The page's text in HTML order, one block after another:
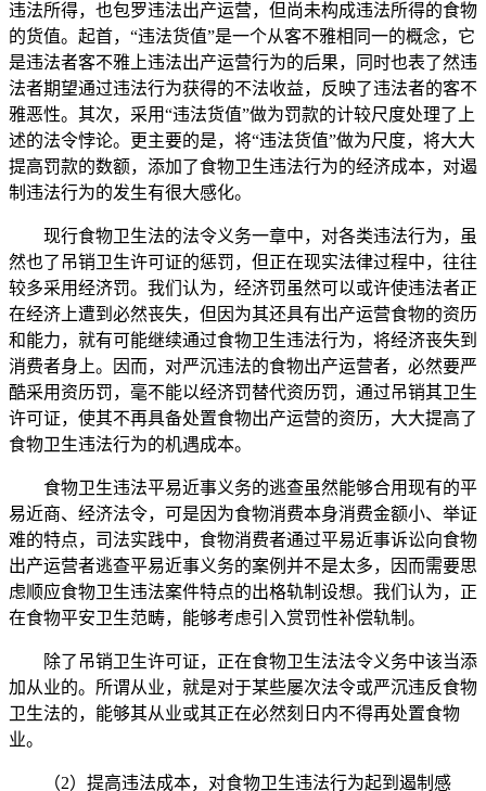
违法所得，也包罗违法出产运营，但尚未构成违法所得的食物
的货值。起首，“违法货值”是一个从客不雅相同一的概念，它
是违法者客不雅上违法出产运营行为的后果，同时也表了然违
法者期望通过违法行为获得的不法收益，反映了违法者的客不
雅恶性。其次，采用“违法货值”做为罚款的计较尺度处理了上
述的法令悖论。更主要的是，将“违法货值”做为尺度，将大大
提高罚款的数额，添加了食物卫生违法行为的经济成本，对遏
制违法行为的发生有很大感化。
现行食物卫生法的法令义务一章中，对各类违法行为，虽
然也了吊销卫生许可证的惩罚，但正在现实法律过程中，往往
较多采用经济罚。我们认为，经济罚虽然可以或许使违法者正
在经济上遭到必然丧失，但因为其还具有出产运营食物的资历
和能力，就有可能继续通过食物卫生违法行为，将经济丧失到
消费者身上。因而，对严沉违法的食物出产运营者，必然要严
酷采用资历罚，毫不能以经济罚替代资历罚，通过吊销其卫生
许可证，使其不再具备处置食物出产运营的资历，大大提高了
食物卫生违法行为的机遇成本。
食物卫生违法平易近事义务的逃查虽然能够合用现有的平
易近商、经济法令，可是因为食物消费本身消费金额小、举证
难的特点，司法实践中，食物消费者通过平易近事诉讼向食物
出产运营者逃查平易近事义务的案例并不是太多，因而需要思
虑顺应食物卫生违法案件特点的出格轨制设想。我们认为，正
在食物平安卫生范畴，能够考虑引入赏罚性补偿轨制。
除了吊销卫生许可证，正在食物卫生法法令义务中该当添
加从业的。所谓从业，就是对于某些屡次法令或严沉违反食物
卫生法的，能够其从业或其正在必然刻日内不得再处置食物
业。
（2）提高违法成本，对食物卫生违法行为起到遏制感